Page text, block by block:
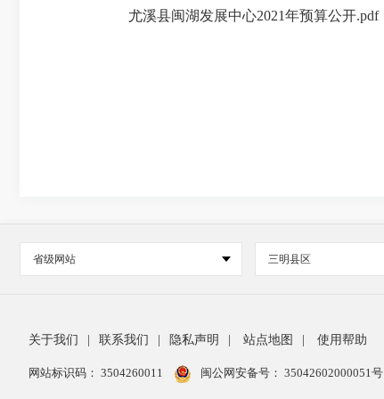
尤溪县闽湖发展中心2021年预算公开.pdf
省级网站 三明县区
关于我们 联系我们 隐私声明 站点地图 使用帮助
网站标识码： 3504260011 闽公网安备号： 35042602000051号